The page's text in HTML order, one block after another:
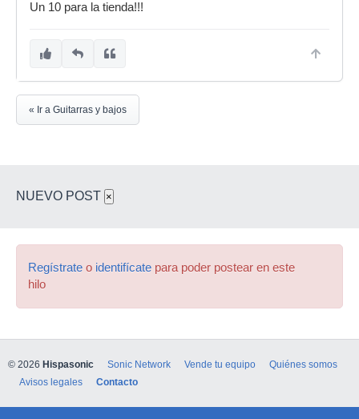
Un 10 para la tienda!!!
« Ir a Guitarras y bajos
NUEVO POST ×
Regístrate o identifícate para poder postear en este
hilo
© 2026 Hispasonic Sonic Network Vende tu equipo
Quiénes somos
Avisos legales
Contacto